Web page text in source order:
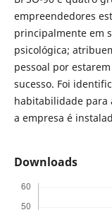
empreendedores
principalmente em
psicológica;
pessoal por
sucesso. Foi
habitabilidade para
a empresa é
Downloads